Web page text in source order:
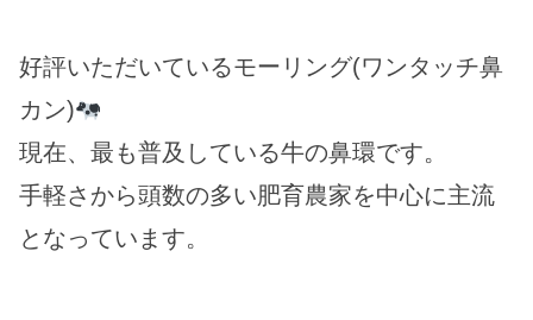
好評いただいているモーリング(ワンタッチ鼻
カン)
現在、最も普及している牛の鼻環です。
手軽さから頭数の多い肥育農家を中心に主流
となっています。